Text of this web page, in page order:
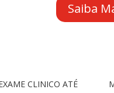
Saiba
CLINICO ATÉ